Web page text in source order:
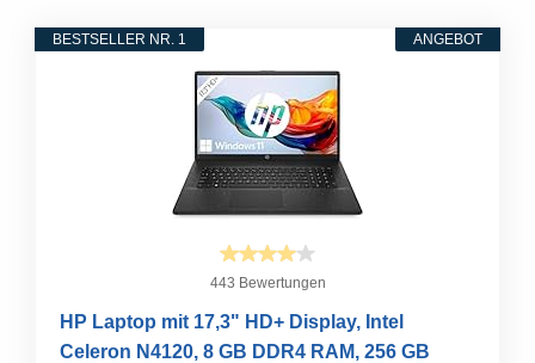
ANGEBOT
BESTSELLER NR. 1
443 Bewertungen
HP Laptop mit 17,3" HD+ Display, Intel
Celeron N4120, 8 GB DDR4 RAM, 256 GB